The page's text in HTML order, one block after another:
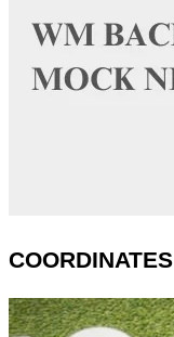
COORDINATES